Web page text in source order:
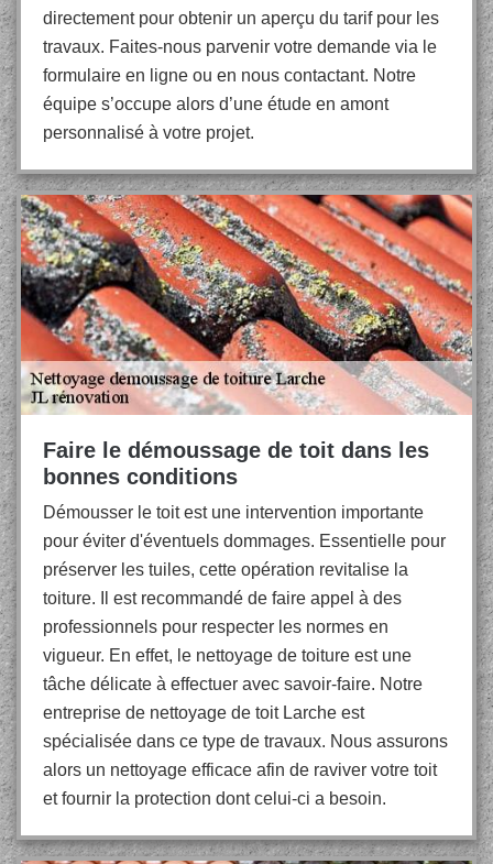
directement pour obtenir un aperçu du tarif pour les
travaux. Faites-nous parvenir votre demande via le
formulaire en ligne ou en nous contactant. Notre
équipe s’occupe alors d’une étude en amont
personnalisé à votre projet.
Faire le démoussage de toit dans les
bonnes conditions
Démousser le toit est une intervention importante
pour éviter d'éventuels dommages. Essentielle pour
préserver les tuiles, cette opération revitalise la
toiture. Il est recommandé de faire appel à des
professionnels pour respecter les normes en
vigueur. En effet, le nettoyage de toiture est une
tâche délicate à effectuer avec savoir-faire. Notre
entreprise de nettoyage de toit Larche est
spécialisée dans ce type de travaux. Nous assurons
alors un nettoyage efficace afin de raviver votre toit
et fournir la protection dont celui-ci a besoin.